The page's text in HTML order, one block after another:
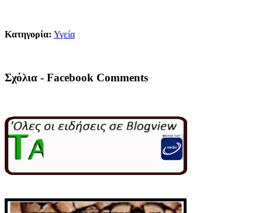
Κατηγορία: Υγεία
Σχόλια - Facebook Comments